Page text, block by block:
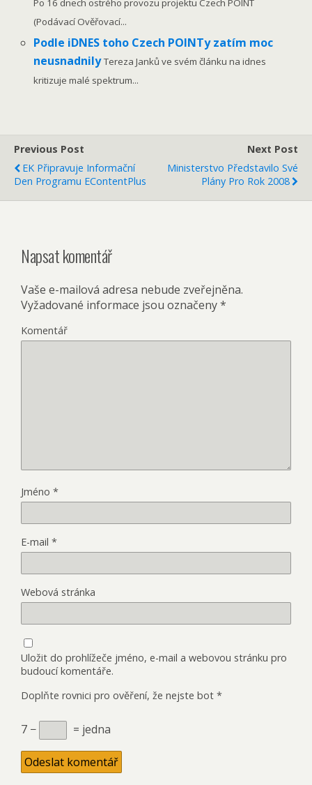
(Podávací Ověřovací...
Podle iDNES toho Czech POINTy zatím moc
neusnadnilyTereza Janků ve svém článku na idnes
kritizuje malé spektrum...
Previous Post
EK Připravuje Informační
Den Programu EContentPlus
Next Post
Ministerstvo Představilo Své
Plány Pro Rok 2008
Napsat komentář
Vaše e-mailová adresa nebude zveřejněna.
Vyžadované informace jsou označeny*
Komentář
Jméno *
E-mail *
Webová stránka
Uložit do prohlížeče jméno, e-mail a webovou stránku pro
budoucí komentáře.
Doplňte rovnici pro ověření, že nejste bot *
7 − = jedna